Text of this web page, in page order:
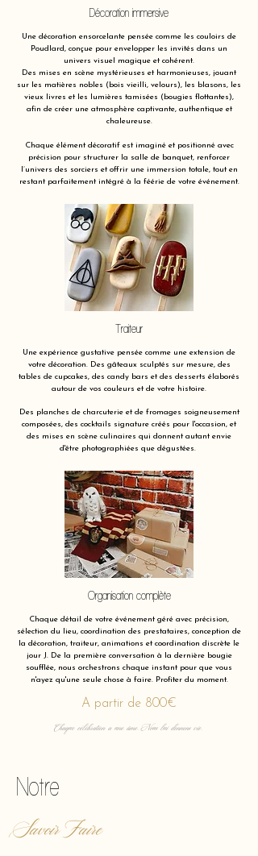
Décoration immersive
Une décoration ensorcelante pensée comme les couloirs de
Poudlard, conçue pour envelopper les invités dans un
univers visuel magique et cohérent.
Des mises en scène mystérieuses et harmonieuses, jouant
sur les matières nobles (bois vieilli, velours), les blasons, les
vieux livres et les lumières tamisées (bougies flottantes),
afin de créer une atmosphère captivante, authentique et
chaleureuse.
Chaque élément décoratif est imaginé et positionné avec
précision pour structurer la salle de banquet, renforcer
l’univers des sorciers et offrir une immersion totale, tout en
restant parfaitement intégré à la féérie de votre événement.
Traiteur
Une expérience gustative pensée comme une extension de
votre décoration. Des gâteaux sculptés sur mesure, des
tables de cupcakes, des candy bars et des desserts élaborés
autour de vos couleurs et de votre histoire.
Des planches de charcuterie et de fromages soigneusement
composées, des cocktails signature créés pour l'occasion, et
des mises en scène culinaires qui donnent autant envie
d'être photographiées que dégustées.
Organisation complète
Chaque détail de votre événement géré avec précision,
sélection du lieu, coordination des prestataires, conception de
la décoration, traiteur, animations et coordination discrète le
jour J. De la première conversation à la dernière bougie
soufflée, nous orchestrons chaque instant pour que vous
n'ayez qu'une seule chose à faire. Profiter du moment.
A partir de 800€
Chaque célébration a une âme. Nous lui donnons vie.
Notre
Savoir Faire